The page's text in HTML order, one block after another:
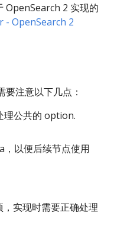
OpenSearch 2 实现的
- OpenSearch 2
注意以下几点：
理公共的 option.
以便后续节点使用
实现时需要正确处理